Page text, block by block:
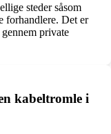
steder såsom
forhandlere. Det er
private
kabeltromle i